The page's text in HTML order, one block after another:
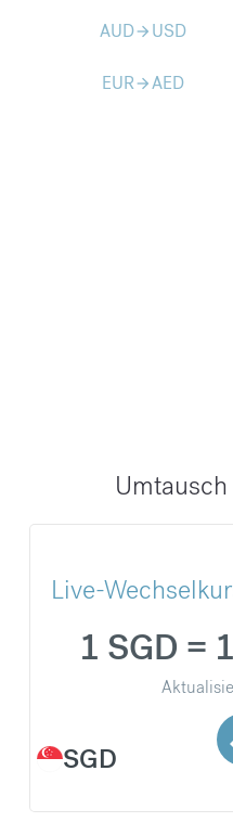
AUDarrow_forward USD
EURarrow_forwardAED
Live-
SGD
1 SGD =